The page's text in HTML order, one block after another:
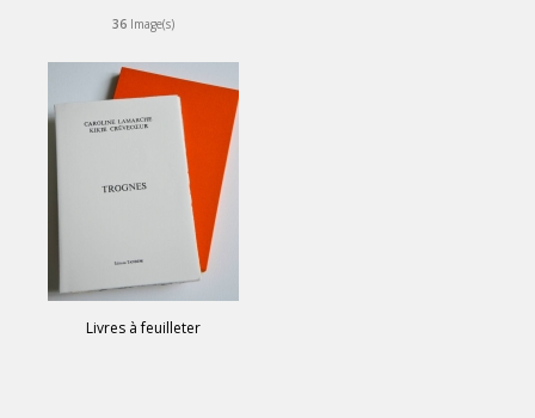
36 Image(s)
Livres à feuilleter